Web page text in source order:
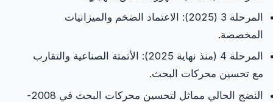
المرحلة 3 (2025): الاعتماد الضخم والميزانيات
المخصصة.
المرحلة 4 (منذ نهاية 2025): الأتمتة الصناعية والتقارب
مع تحسين محركات البحث.
النضج الحالي مماثل لتحسين محركات البحث في 2008-